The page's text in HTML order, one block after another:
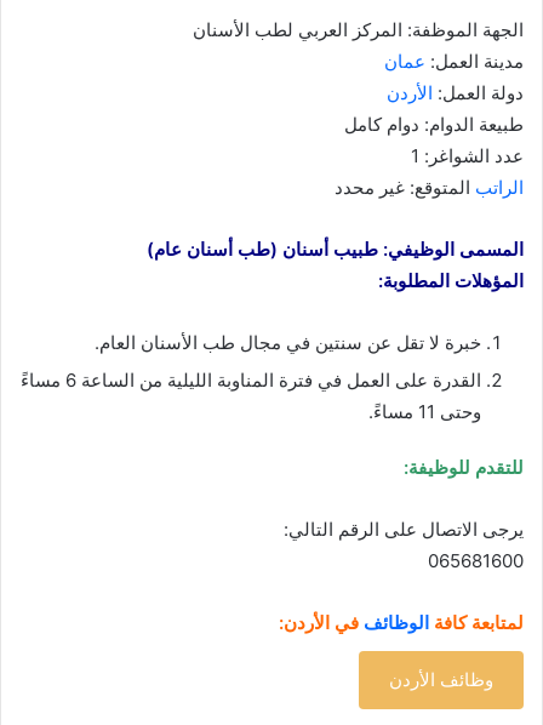
الجهة الموظفة: المركز العربي لطب الأسنان
مدينة العمل: عمان
دولة العمل: الأردن
طبيعة الدوام: دوام كامل
عدد الشواغر: 1
الراتب المتوقع: غير محدد
المسمى الوظيفي: طبيب أسنان (طب أسنان عام)
المؤهلات المطلوبة:
خبرة لا تقل عن سنتين في مجال طب الأسنان العام.
القدرة على العمل في فترة المناوبة الليلية من الساعة 6 مساءً
وحتى 11 مساءً.
للتقدم للوظيفة:
:يرجى الاتصال على الرقم التالي
065681600
لمتابعة كافة الوظائف في الأردن:
وظائف الأردن